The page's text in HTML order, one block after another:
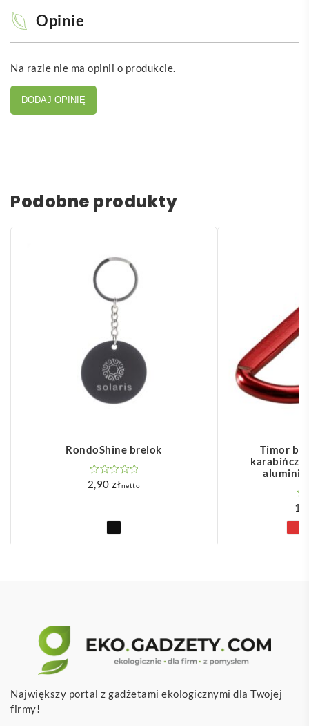
Opinie
Na razie nie ma opinii o produkcie.
DODAJ OPINIĘ
Podobne produkty
RondoShine brelok
2,90złnetto
Timor
Największy portal z gadżetami ekologicznymi dla Twojej
firmy!